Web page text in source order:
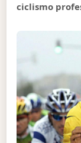
ciclismo